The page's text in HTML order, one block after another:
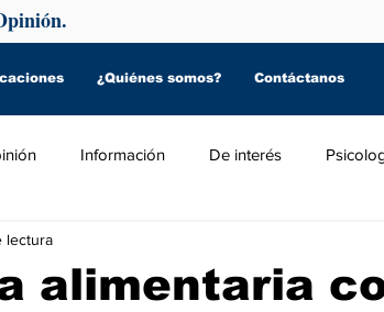
¿Quiénes somos? Contáctanos
Información De interés
alimentaria
lectura